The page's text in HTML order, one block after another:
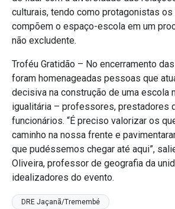
culturais, tendo como protagonistas
compõem o espaço-escola em um
não excludente.
Troféu Gratidão – No encerramento
foram homenageadas pessoas que
decisiva na construção de uma escola
igualitária – professores, prestadores
funcionários. “É preciso valorizar os
caminho na nossa frente e
que pudéssemos chegar até aqui”,
Oliveira, professor de geografia da
idealizadores do evento.
DRE Jaçanã/Tremembé